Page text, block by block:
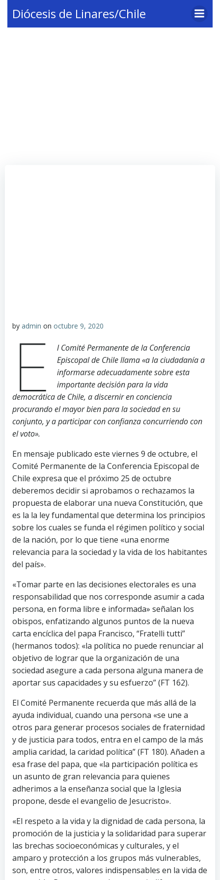
al
contenido
Diócesis de Linares/Chile
by admin on octubre 9, 2020
E
l Comité Permanente de la Conferencia
Episcopal de Chile llama «a la ciudadanía a
informarse adecuadamente sobre esta
importante decisión para la vida
democrática de Chile, a discernir en conciencia
procurando el mayor bien para la sociedad en su
conjunto, y a participar con confianza concurriendo con
el voto».
En mensaje publicado este viernes 9 de octubre, el
Comité Permanente de la Conferencia Episcopal de
Chile expresa que el próximo 25 de octubre
deberemos decidir si aprobamos o rechazamos la
propuesta de elaborar una nueva Constitución, que
es la la ley fundamental que determina los principios
sobre los cuales se funda el régimen político y social
de la nación, por lo que tiene «una enorme
relevancia para la sociedad y la vida de los habitantes
del país».
«Tomar parte en las decisiones electorales es una
responsabilidad que nos corresponde asumir a cada
persona, en forma libre e informada» señalan los
obispos, enfatizando algunos puntos de la nueva
carta encíclica del papa Francisco, “Fratelli tutti”
(hermanos todos): «la política no puede renunciar al
objetivo de lograr que la organización de una
sociedad asegure a cada persona alguna manera de
aportar sus capacidades y su esfuerzo” (FT 162).
El Comité Permanente recuerda que más allá de la
ayuda individual, cuando una persona «se une a
otros para generar procesos sociales de fraternidad
y de justicia para todos, entra en el campo de la más
amplia caridad, la caridad política” (FT 180). Añaden a
esa frase del papa, que «la participación política es
un asunto de gran relevancia para quienes
adherimos a la enseñanza social que la Iglesia
propone, desde el evangelio de Jesucristo».
«El respeto a la vida y la dignidad de cada persona, la
promoción de la justicia y la solidaridad para superar
las brechas socioeconómicas y culturales, y el
amparo y protección a los grupos más vulnerables,
son, entre otros, valores indispensables en la vida de